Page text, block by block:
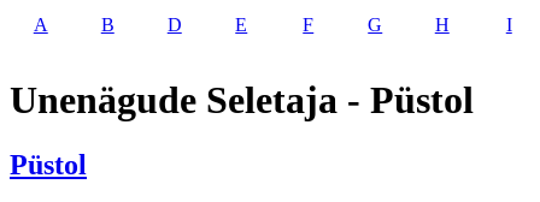
A B D E F G H I
Unenägude Seletaja - Püstol
Püstol